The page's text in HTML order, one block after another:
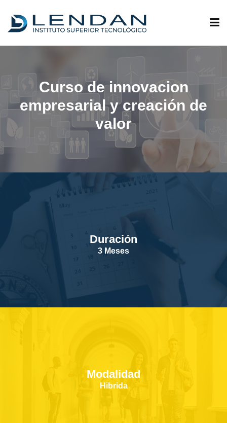
QUIÉNES SOMOS
OFERTA ACADÉMICA
Curso de innovacion
empresarial y creación de
valor
Duración
3 Meses
Modalidad
Hibrida